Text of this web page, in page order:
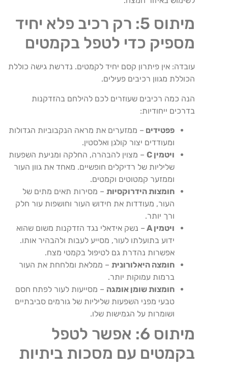
מיתוס 5: רק רכיב פלא יחיד
מספיק כדי לטפל בקמטים
עובדה: אין פיתרון קסם יחיד לקמטים. נדרשת גישה כוללת
הכוללת מגוון רכיבים פעילים.
הנה כמה רכיבים שעוזרים לכם להילחם בהזדקנות
בדרכים ייחודיות:
פפטידים – ממזערים את מראה הנקבוביות הגדולות
ומעודדים יצור קולגן ואלסטין.
ויטמין C
– מצוין להבהרה, החלקה ומניעת השפעות
שליליות של רדיקלים חופשיים. מאחד את גוון העור
וממזער קמטוטים וקמטים.
חומצות הידרוקסיות – מסירות תאים מתים של
העור, מעודדות את חידוש העור וחושפות עור חלק
ורך יותר.
ויטמין A
– נשק אידאלי נגד הזדקנות משום שהוא
ידוע בתועלתו לעור, מסייע לעבות ולהבהיר אותו.
אפשרות נהדרת גם לטיפול בקמטי מצח.
חומצה היאלורונית – ממלאת ומלחחת את העור
ברמות עמוקות יותר.
חומצות שומן אומגה – מסייעות לעור לפתח חסם
טבעי מפני השפעות שליליות של גורמים סביבתיים
ושומרות על הגמישות שלו.
מיתוס 6: אפשר לטפל
בקמטים עם מסכות ביתיות